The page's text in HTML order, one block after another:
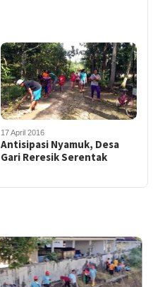
17 April 2016
Antisipasi Nyamuk, Desa
Gari Reresik Serentak